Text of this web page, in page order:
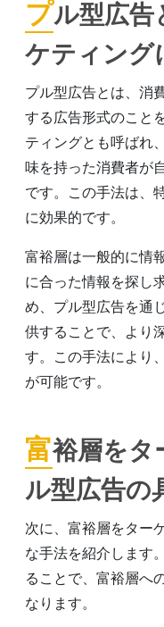
プル型広告とは？富裕層マー
ケティング
プル型広告とは、消
する広告形式のこと
ティングとも呼ばれ
味を持った消費者が
です。この手法は、
に効果的です。
富裕層は一般的に情
に合った情報を探し
め、プル型広告を通
供することで、より
す。この手法により
が可能です。
富裕層をターゲットにしたプ
ル型広告の
次に、富裕層をター
な手法を紹介します
ることで、富裕層へ
なります。